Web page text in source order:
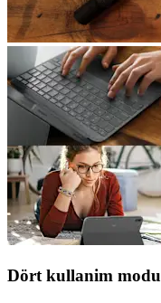
Dört kullanim modu